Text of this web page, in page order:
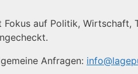
auf Politik,
Anfragen: